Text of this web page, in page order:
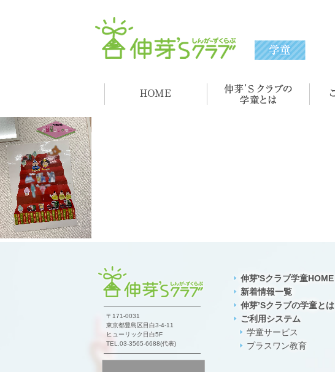
〒171-0031
東京都豊島区目白3-4-11
ヒューリック目白5F
TEL.03-3565-6688(代表)
伸芽'Sクラブ学童HOME
新着情報一覧
伸芽’Sクラブの学童とは
ご利用システム
学童サービス
プラスワン教育